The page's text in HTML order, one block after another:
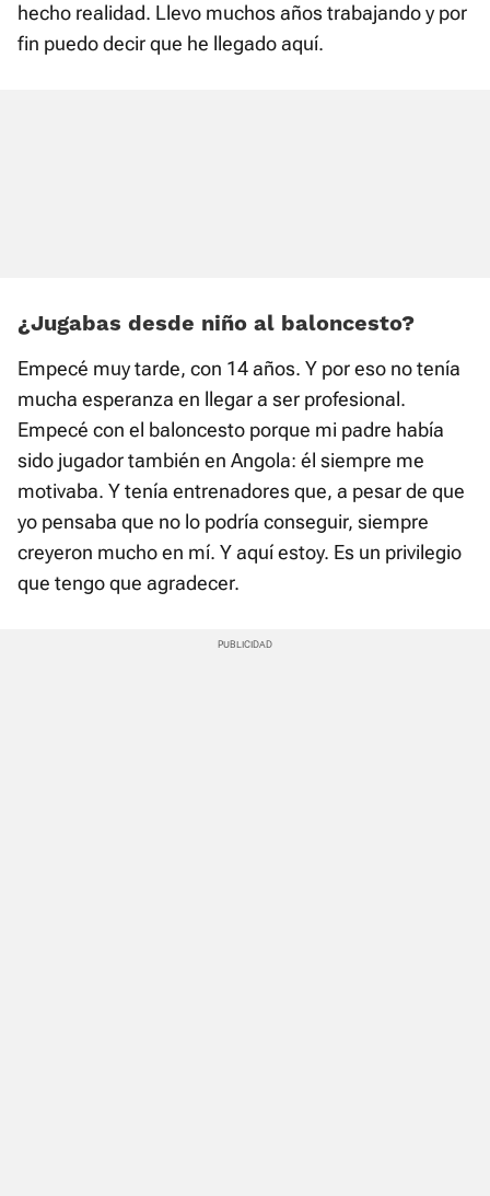
hecho realidad. Llevo muchos años trabajando y por
fin puedo decir que he llegado aquí.
¿Jugabas desde niño al baloncesto?
Empecé muy tarde, con 14 años. Y por eso no tenía
mucha esperanza en llegar a ser profesional.
Empecé con el baloncesto porque mi padre había
sido jugador también en Angola: él siempre me
motivaba. Y tenía entrenadores que, a pesar de que
yo pensaba que no lo podría conseguir, siempre
creyeron mucho en mí. Y aquí estoy. Es un privilegio
que tengo que agradecer.